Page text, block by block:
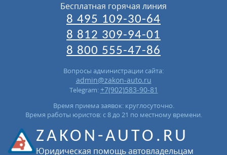
ZAKON-AUTO.RU
Юридическая помощь автовладельцам
Бесплатная горячая линия
8 495 109-30-64
8 812 309-94-01
8 800 555-47-86
Вопросы администрации сайта:
admin@zakon-auto.ru
Telegram:+7(902)583-90-81
Время приема заявок: круглосуточно.
Время работы юристов: с 8 до 21 по местному времени.